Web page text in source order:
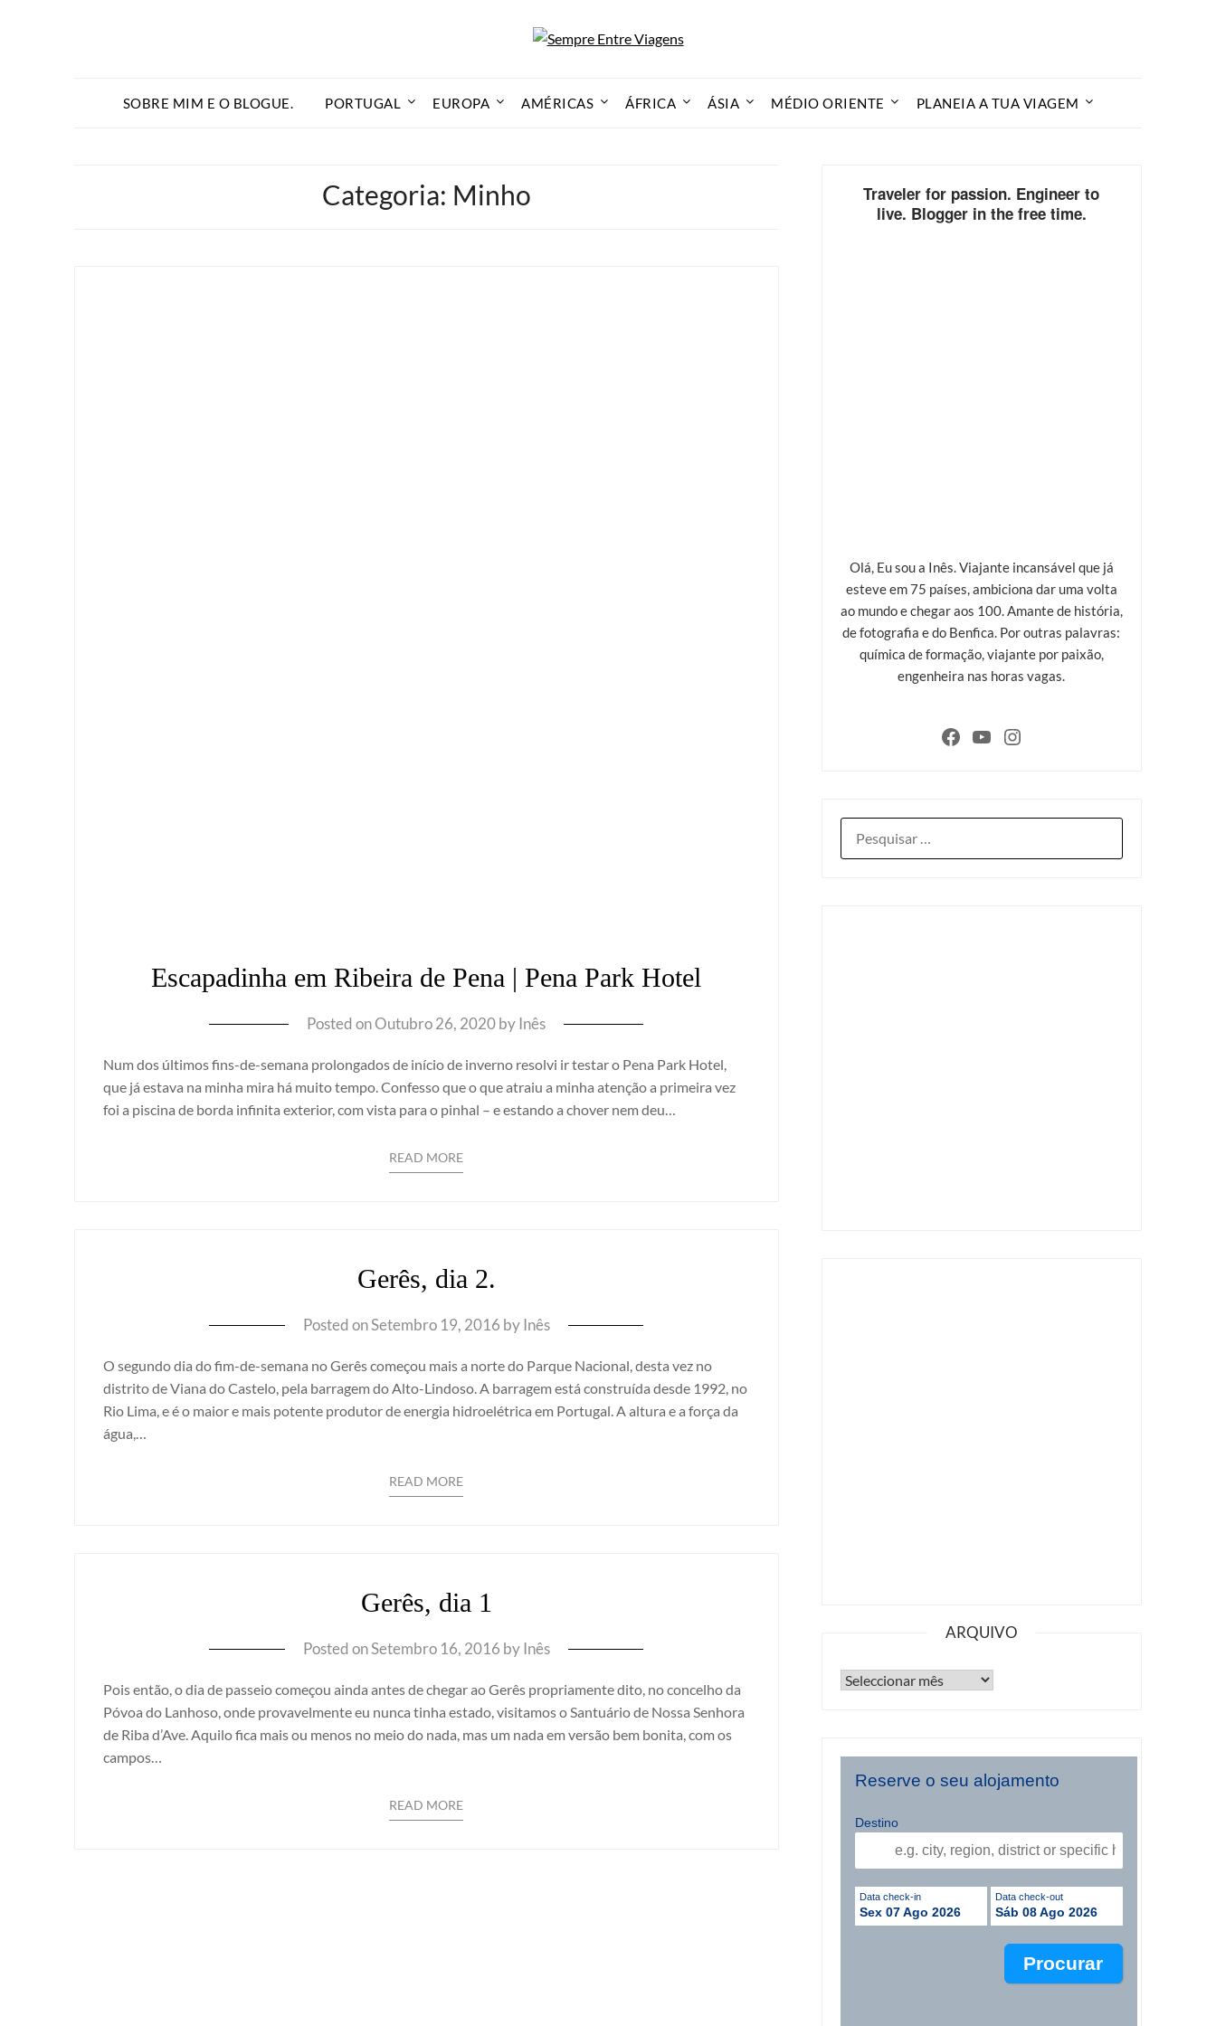
SOBRE MIM E O BLOGUE. PORTUGAL EUROPA AMÉRICAS ÁFRICA ÁSIA MÉDIO ORIENTE PLANEIA A TUA VIAGEM
Categoria: Minho
Escapadinha em Ribeira de Pena | Pena Park Hotel
Posted onOutubro 26, 2020byInês
Num dos últimos fins-de-semana prolongados de início de inverno resolvi ir testar o Pena Park Hotel,
que já estava na minha mira há muito tempo. Confesso que o que atraiu a minha atenção a primeira vez
foi a piscina de borda infinita exterior, com vista para o pinhal – e estando a chover nem deu…
READ MORE
Gerês, dia 2.
Posted onSetembro 19, 2016 byInês
O segundo dia do fim-de-semana no Gerês começou mais a norte do Parque Nacional, desta vez no
distrito de Viana do Castelo, pela barragem do Alto-Lindoso. A barragem está construída desde 1992, no
Rio Lima, e é o maior e mais potente produtor de energia hidroelétrica em Portugal. A altura e a força da
água,…
READ MORE
Gerês, dia 1
Posted onSetembro 16, 2016 byInês
Pois então, o dia de passeio começou ainda antes de chegar ao Gerês propriamente dito, no concelho da
Póvoa do Lanhoso, onde provavelmente eu nunca tinha estado, visitamos o Santuário de Nossa Senhora
de Riba d’Ave. Aquilo fica mais ou menos no meio do nada, mas um nada em versão bem bonita, com os
campos…
READ MORE
Traveler for passion. Engineer to
live. Blogger in the free time.
Olá, Eu sou a Inês. Viajante incansável que já
esteve em 75 países, ambiciona dar uma volta
ao mundo e chegar aos 100. Amante de história,
de fotografia e do Benfica. Por outras palavras:
química de formação, viajante por paixão,
engenheira nas horas vagas.
ARQUIVO
Reserve o seu alojamento
Destino
Data check-in
Sex 07 Ago 2026
Data check-out
Sáb 08 Ago 2026